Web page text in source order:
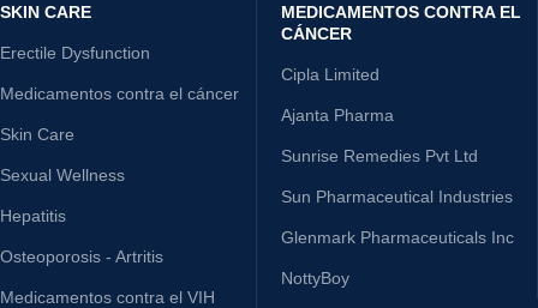
SKIN CARE
Erectile Dysfunction
Medicamentos contra el cáncer
Skin Care
Sexual Wellness
Hepatitis
Osteoporosis - Artritis
Medicamentos contra el VIH
MEDICAMENTOS CONTRA EL
CÁNCER
Cipla Limited
Ajanta Pharma
Sunrise Remedies Pvt Ltd
Sun Pharmaceutical Industries
Glenmark Pharmaceuticals Inc
NottyBoy